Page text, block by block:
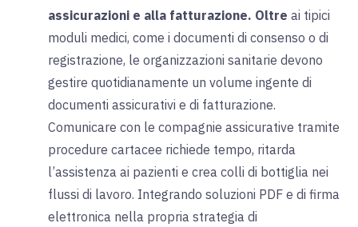
assicurazioni e alla fatturazione. Oltre ai tipici
moduli medici, come i documenti di consenso o di
registrazione, le organizzazioni sanitarie devono
gestire quotidianamente un volume ingente di
documenti assicurativi e di fatturazione.
Comunicare con le compagnie assicurative tramite
procedure cartacee richiede tempo, ritarda
l’assistenza ai pazienti e crea colli di bottiglia nei
flussi di lavoro. Integrando soluzioni PDF e di firma
elettronica nella propria strategia di